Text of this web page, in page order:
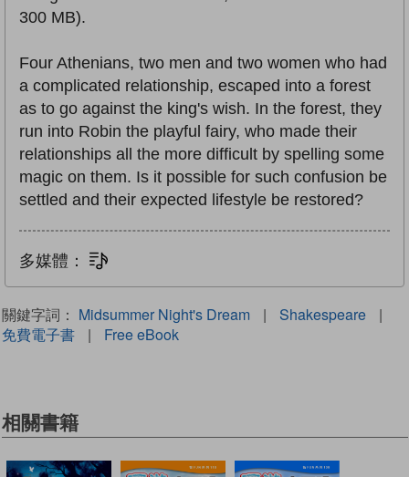
300 MB).
Four Athenians, two men and two women who had
a complicated relationship, escaped into a forest
as to go against the king's wish. In the forest, they
run into Robin the playful fairy, who made their
relationships all the more difficult by spelling some
magic on them. Is it possible for such confusion be
settled and their expected lifestyle be restored?
多媒體：
關鍵字詞： Midsummer Night's Dream | Shakespeare
|
免費電子書
| Free eBook
相關書籍